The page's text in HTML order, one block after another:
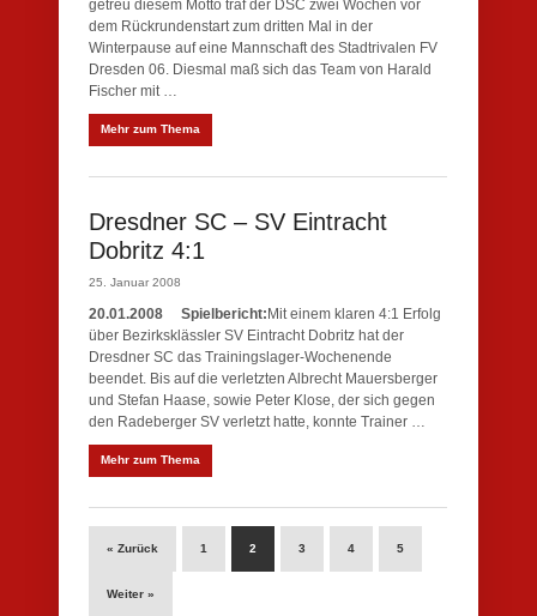
getreu diesem Motto traf der DSC zwei Wochen vor
dem Rückrundenstart zum dritten Mal in der
Winterpause auf eine Mannschaft des Stadtrivalen FV
Dresden 06. Diesmal maß sich das Team von Harald
Fischer mit …
Mehr zum Thema
Dresdner SC – SV Eintracht
Dobritz 4:1
25. Januar 2008
20.01.2008 Spielbericht: Mit einem klaren 4:1 Erfolg
über Bezirksklässler SV Eintracht Dobritz hat der
Dresdner SC das Trainingslager-Wochenende
beendet. Bis auf die verletzten Albrecht Mauersberger
und Stefan Haase, sowie Peter Klose, der sich gegen
den Radeberger SV verletzt hatte, konnte Trainer …
Mehr zum Thema
« Zurück 1 2 3 4 5
Weiter »